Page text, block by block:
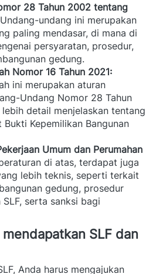
28 Tahun 2002 tentang
Undang-undang ini merupakan
paling mendasar, di mana di
persyaratan, prosedur,
gedung.
Nomor 16 Tahun 2021:
ini merupakan aturan
Undang Nomor 28 Tahun
detail menjelaskan tentang
Bukti Kepemilikan Bangunan
Umum dan Perumahan
di atas, terdapat juga
lebih teknis, seperti terkait
gedung, prosedur
SLF, serta sanksi bagi
SLF dan
Anda harus mengajukan